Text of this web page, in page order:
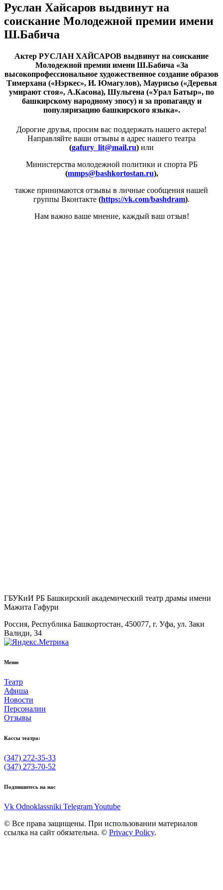
Руслан Хайсаров выдвинут на
соискание Молодежной премии имени
Ш.Бабича
Актер РУСЛАН ХАЙСАРОВ выдвинут на соискание
Молодежной премии имени Ш.Бабича «За
высокопрофессиональное художественное создание образов
Тимерхана («Нэркес», И. Юмагулов), Маурисьо («Деревья
умирают стоя», А.Касона), Шульгена («Урал Батыр», по
башкирскому народному эпосу) и за пропаганду и
популяризацию башкирского языка».
Дорогие друзья, просим вас поддержать нашего актера!
Направляйте ваши отзывы в адрес нашего театра
(gafury_lit@mail.ru) или
Министерства молодежной политики и спорта РБ
(mmps@bashkortostan.ru),
также принимаются отзывы в личные сообщения нашей
группы Вконтакте (https://vk.com/bashdram).
Нам важно ваше мнение, каждый ваш отзыв!
ГБУКиИ РБ Башкирский академический театр драмы имени
Мажита Гафури
Россия, Республика Башкортостан, 450077, г. Уфа, ул. Заки
Валиди, 34
Меню
Театр
Афиша
Новости
Персоналии
Отзывы
Кассы театра:
(347) 272-35-33
(347) 273-70-52
Подпишитесь на нас
Vk Odnoklassniki TelegramYoutube
© Все права защищены. При использовании материалов
ссылка на сайт обязательна. © Privacy Policy.